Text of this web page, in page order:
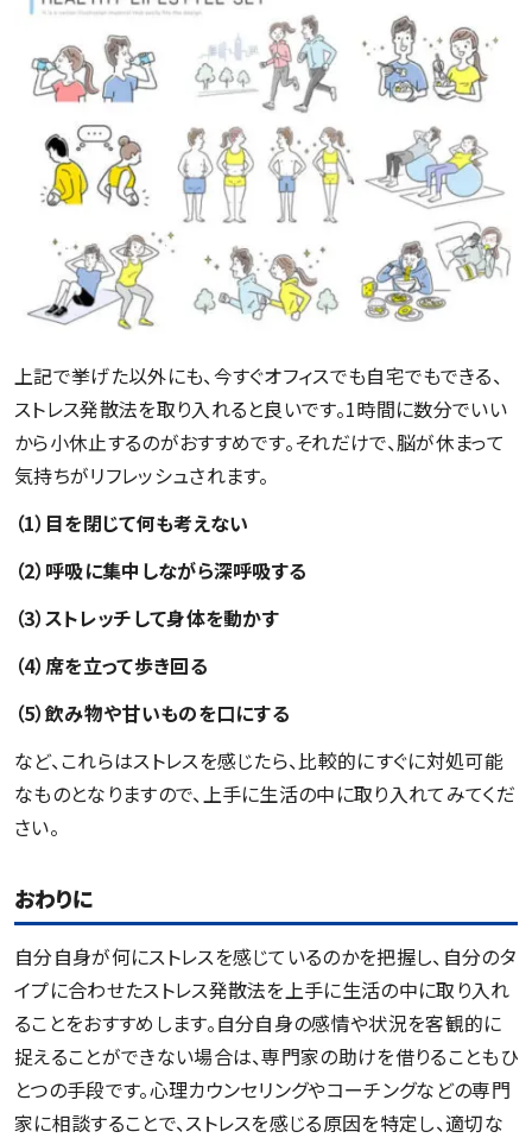
上記で挙げた以外にも、今すぐオフィスでも自宅でもできる、
ストレス発散法を取り入れると良いです。1時間に数分でいい
から小休止するのがおすすめです。それだけで、脳が休まって
気持ちがリフレッシュされます。
（1）目を閉じて何も考えない
（2）呼吸に集中しながら深呼吸する
（3）ストレッチして身体を動かす
（4）席を立って歩き回る
（5）飲み物や甘いものを口にする
など、これらはストレスを感じたら、比較的にすぐに対処可能
なものとなりますので、上手に生活の中に取り入れてみてくだ
さい。
おわりに
自分自身が何にストレスを感じているのかを把握し、自分のタ
イプに合わせたストレス発散法を上手に生活の中に取り入れ
ることをおすすめします。自分自身の感情や状況を客観的に
捉えることができない場合は、専門家の助けを借りることもひ
とつの手段です。心理カウンセリングやコーチングなどの専門
家に相談することで、ストレスを感じる原因を特定し、適切な